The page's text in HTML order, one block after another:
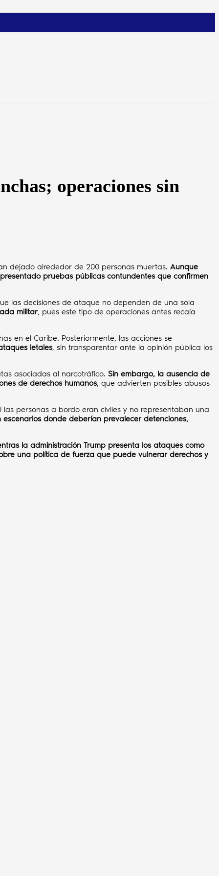
operaciones sin
dejado alrededor de 200 personas muertas. Aunque
pruebas públicas contundentes que confirmen
las decisiones de ataque no dependen de una sola
militar, pues este tipo de operaciones antes recaía
en el Caribe. Posteriormente, las acciones se
letales, sin transparentar ante la opinión pública los
asociadas al narcotráfico. Sin embargo, la ausencia de
de derechos humanos, que advierten posibles abusos
personas a bordo eran civiles y no representaban una
donde deberían prevalecer detenciones,
la administración Trump presenta los ataques como
una política de fuerza que puede vulnerar derechos y